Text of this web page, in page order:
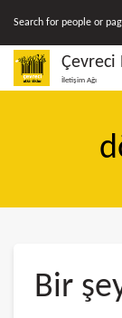
İletişim Ağı
Bir